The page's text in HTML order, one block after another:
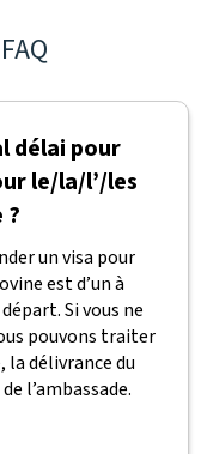
délai pour
le/la/l’/les
?
un visa pour
est d’un à
Si vous ne
pouvons traiter
la délivrance du
l’ambassade.